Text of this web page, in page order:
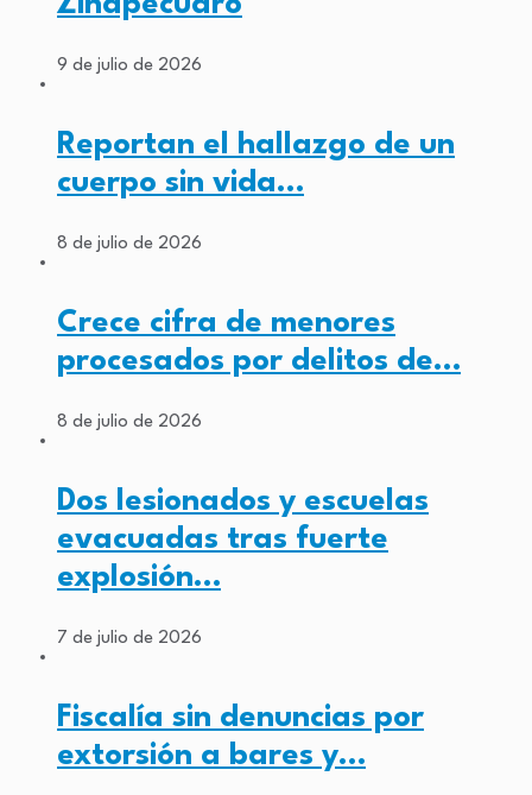
9 de julio de 2026
Reportan el hallazgo de un
cuerpo sin vida…
8 de julio de 2026
Crece cifra de menores
procesados por delitos de…
8 de julio de 2026
Dos lesionados y escuelas
evacuadas tras fuerte
explosión…
7 de julio de 2026
Fiscalía sin denuncias por
extorsión a bares y…